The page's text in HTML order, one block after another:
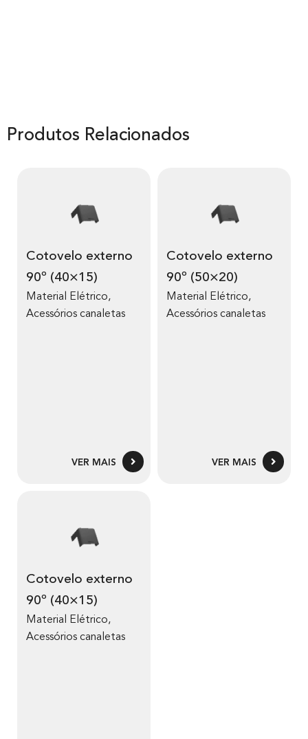
Produtos Relacionados
Cotovelo externo
90º (40×15)
Material Elétrico,
Acessórios canaletas
VER MAIS
Cotovelo externo
90º (50×20)
Material Elétrico,
Acessórios canaletas
VER MAIS
Cotovelo externo
90º (40×15)
Material Elétrico,
Acessórios canaletas